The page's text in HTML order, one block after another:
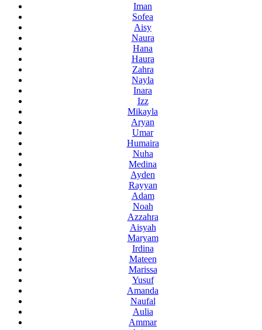
Iman
Sofea
Aisy
Naura
Hana
Haura
Zahra
Nayla
Inara
Izz
Mikayla
Aryan
Umar
Humaira
Nuha
Medina
Ayden
Rayyan
Adam
Noah
Azzahra
Aisyah
Maryam
Irdina
Mateen
Marissa
Yusuf
Amanda
Naufal
Aulia
Ammar